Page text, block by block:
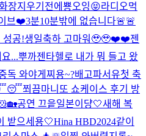
장지우기전에 뿅오잉😝라디오먹
브❤️3분10분밖에 없습니다🚨🚨
성공!생일축하 고마워🥹🥹❤️❤️젠
...뿌까젠타헬로 내가 뭐 들고 왔
독 와야게찌용~?배고파서유첫 축
쬐끔마니또 쇼케이스 후기 방
🏡공연 끄읕일본이댱🤍새해 복
받으세용🤍Hina HBD2024같이